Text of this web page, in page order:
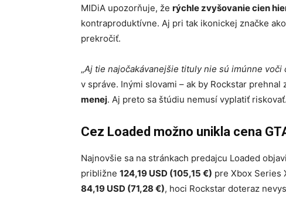
MIDiA upozorňuje, že rýchle zvyšovanie cien
kontraproduktívne. Aj pri tak ikonickej značke
prekročiť.
„Aj tie najočakávanejšie tituly nie sú imúnne
v správe. Inými slovami – ak by Rockstar
menej. Aj preto sa štúdiu nemusí vyplatiť riskovať.
Cez Loaded možno unikla cena
Najnovšie sa na stránkach predajcu Loaded
približne 124,19 USD (105,15 €) pre Xbox Series
84,19 USD (71,28 €), hoci Rockstar doteraz